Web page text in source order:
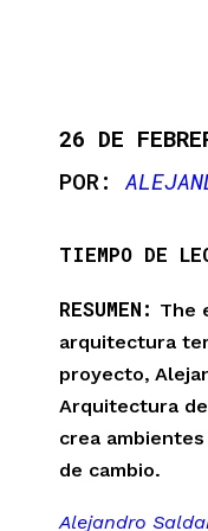
26 DE
TIEMPO DE
RESUMEN: The
arquitectura
proyecto,
Arquitectura
crea
de cambio.
Alejandro